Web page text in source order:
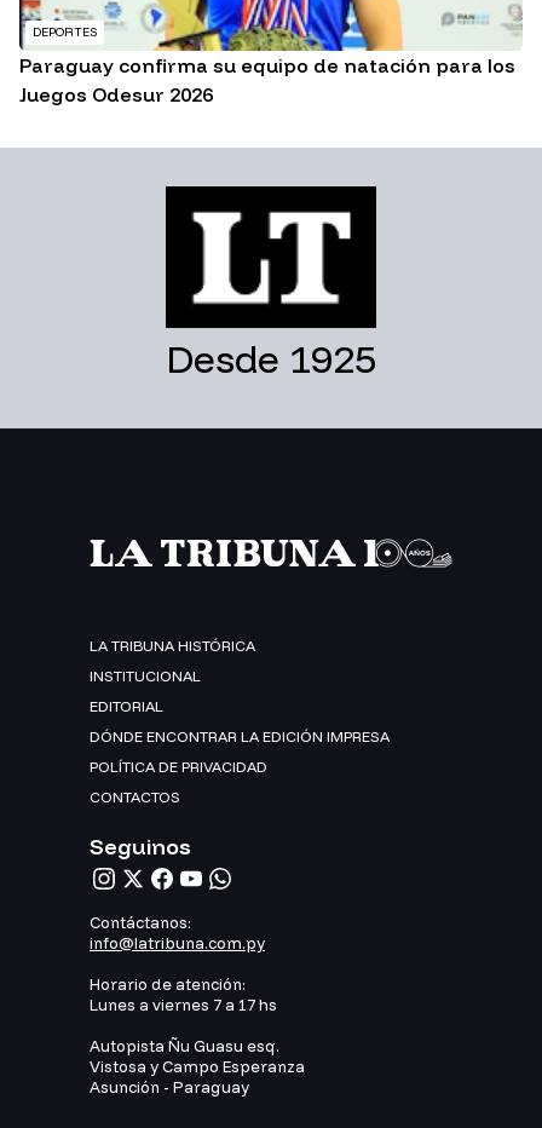
DEPORTES
Paraguay confirma su equipo de natación para los
Juegos Odesur 2026
Desde 1925
LA TRIBUNA HISTÓRICA
INSTITUCIONAL
EDITORIAL
DÓNDE ENCONTRAR LA EDICIÓN IMPRESA
POLÍTICA DE PRIVACIDAD
CONTACTOS
Seguinos
Contáctanos:
info@latribuna.com.py
Horario de atención:
Lunes a viernes 7 a 17 hs
Autopista Ñu Guasu esq.
Vistosa y Campo Esperanza
Asunción - Paraguay